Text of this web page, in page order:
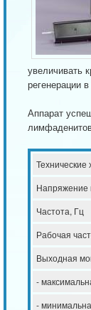
увеличивать
регенерации
Аппарат
Технические
Напряжение
Частота, Гц
Рабочая
Выходная
-
-